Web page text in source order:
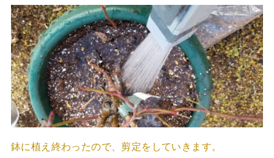
鉢に植え終わったので、剪定をしていきます。